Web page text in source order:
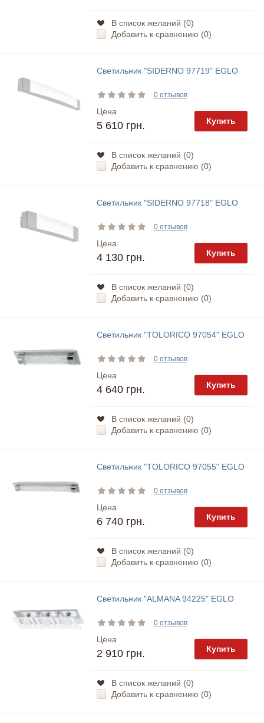
В список желаний (0)
Добавить к сравнению (0)
Светильник "SIDERNO 97719" EGLO
0 отзывов
Цена
5 610 грн. Купить
В список желаний (0)
Добавить к сравнению (0)
Светильник "SIDERNO 97718" EGLO
0 отзывов
Цена
4 130 грн. Купить
В список желаний (0)
Добавить к сравнению (0)
Светильник "TOLORICO 97054" EGLO
0 отзывов
Цена
4 640 грн. Купить
В список желаний (0)
Добавить к сравнению (0)
Светильник "TOLORICO 97055" EGLO
0 отзывов
Цена
6 740 грн. Купить
В список желаний (0)
Добавить к сравнению (0)
Светильник "ALMANA 94225" EGLO
0 отзывов
Цена
2 910 грн. Купить
В список желаний (0)
Добавить к сравнению (0)